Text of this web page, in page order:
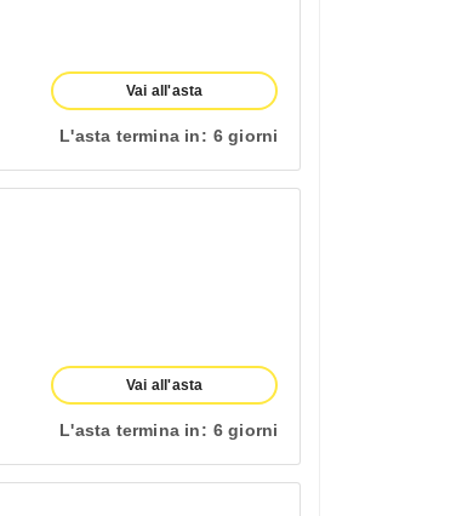
Vai all'asta
L'asta termina in: 6 giorni
Vai all'asta
L'asta termina in: 6 giorni